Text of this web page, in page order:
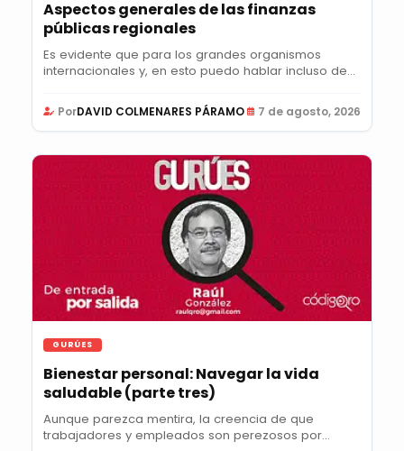
Aspectos generales de las finanzas
públicas regionales
Es evidente que para los grandes organismos
internacionales y, en esto puedo hablar incluso de
PorDAVID COLMENARES PÁRAMO 7 de agosto, 2026
GURÚES
Bienestar personal: Navegar la vida
saludable (parte tres)
Aunque parezca mentira, la creencia de que
trabajadores y empleados son perezosos por